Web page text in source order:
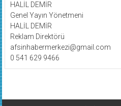
HALİL DEMİR
Genel Yayın Yönetmeni
HALİL DEMİR
Reklam Direktörü
afsinhabermerkezi@gmail.com
0 541 629 9466